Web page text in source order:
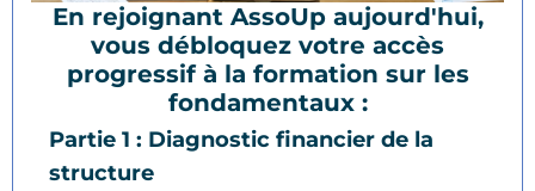
En rejoignant AssoUp aujourd'hui,
vous débloquez votre accès
progressif à la formation sur les
fondamentaux :
Partie 1 : Diagnostic financier de la
structure